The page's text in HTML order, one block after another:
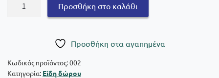
Προσθήκη στο καλάθι
Πρoσθήκη στα αγαπημένα
Κωδικός προϊόντος:002
Κατηγορία: Είδη δώρου